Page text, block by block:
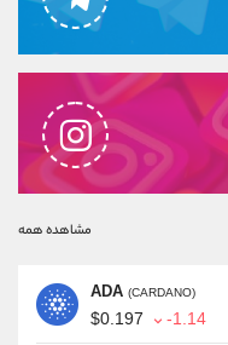
مشاهده همه
ADA (CARDANO)
$0.197 -1.14